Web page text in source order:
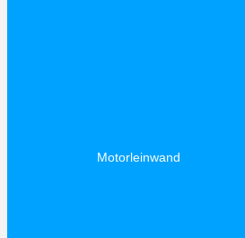
Motorleinwand